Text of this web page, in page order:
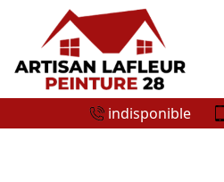
indisponible